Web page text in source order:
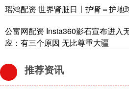
瑶鸿配资 世界肾脏日丨护肾＝护地
公富网配资 Insta360影石宣布进入
应：有三个原因 无比尊重大疆
推荐资讯